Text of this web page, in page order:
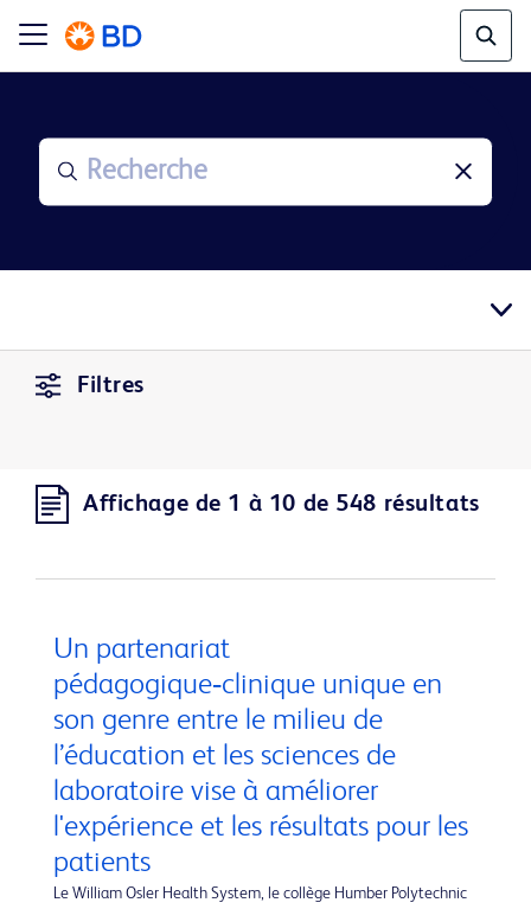
Filtres
Affichage de 1 à 10 de 548 résultats
Un partenariat
pédagogique‑clinique unique en
son genre entre le milieu de
l’éducation et les sciences de
laboratoire vise à améliorer
l'expérience et les résultats pour les
patients
Le William Osler Health System, le collège Humber Polytechnic